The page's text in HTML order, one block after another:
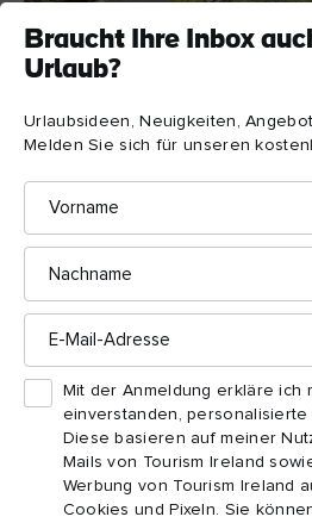
Braucht Ihre Inbox
Urlaub?
Urlaubsideen, Neuigkeiten,
Melden Sie sich für unseren
Vorname
Nachname
E-
Mail-
Mit der Anmeldung erkläre ich
einverstanden, personalisierte
Diese basieren auf meiner
Mails von Tourism Ireland
Werbung von Tourism Ireland
Cookies und Pixeln. Sie
Japanische Gärten, Grafschaft
5. Japanischer
DieJapanischen Gärten
Grafschaft Kildare, gehören zu den
Europa. Entworfen wurden Sie von
Walker mit Unterstützung der
Die Gärten, die das „Leben des
Leben im Jenseits nachzeichnen,
an Pflanzen, Steinlaternen und
mit Kirschbäumen gesäumte Wege
Wissen symbolisiert. Entdecken